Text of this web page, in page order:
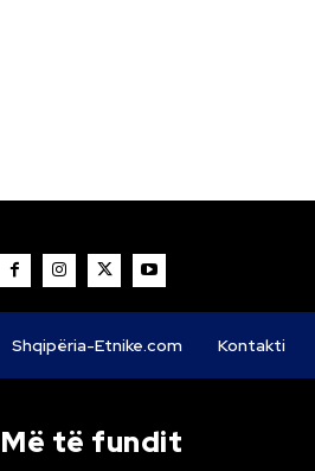
Shqipëria-Etnike.com Kontakti
Më të fundit